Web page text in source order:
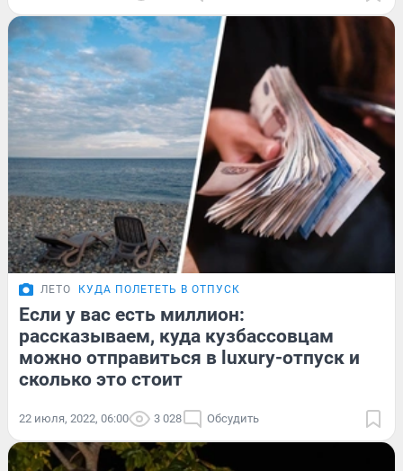
ЛЕТО КУДА ПОЛЕТЕТЬ В ОТПУСК
Если у вас есть миллион:
рассказываем, куда кузбассовцам
можно отправиться в luxury-отпуск и
сколько это стоит
22 июля, 2022, 06:00 3 028 Обсудить